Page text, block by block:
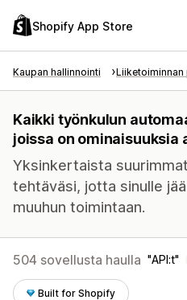
Shopify App Store
Kaupan hallinnointi Liiketoiminnan
Kaikki työnkulun
joissa on ominaisuuksia
Yksinkertaista
tehtäväsi, jotta sinulle
muuhun toimintaan.
504 sovellusta haulla API:t
Built for Shopify